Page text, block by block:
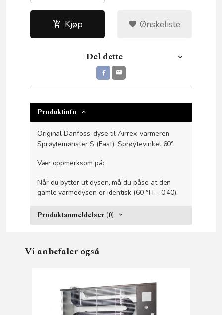
Kjøp Ønskeliste
Del dette
Produktinfo
Original Danfoss-dyse til Airrex-varmeren.
Sprøytemønster S (Fast). Sprøytevinkel 60°.
Vær oppmerksom på:
Når du bytter ut dysen, må du påse at den
gamle varmedysen er identisk (60 °H – 0,40).
Produktanmeldelser (0)
Vi anbefaler også